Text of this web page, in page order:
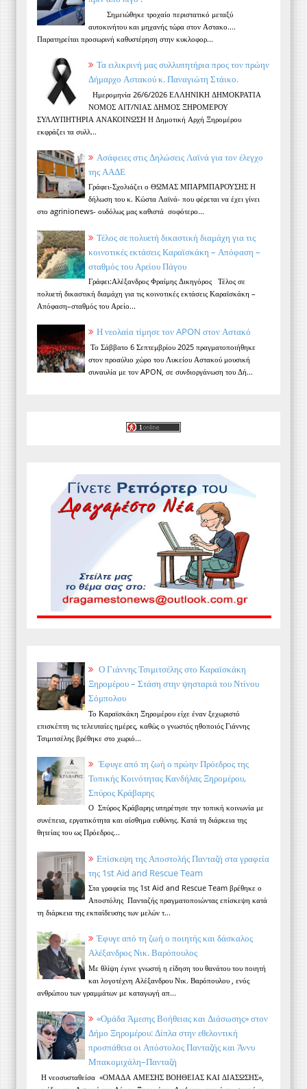
Σημειώθηκε τροχαίο περιστατικό μεταξύ
αυτοκινήτου και μηχανής τώρα στον Αστακο....
Παρατηρείται προσωρινή καθυστέρηση στην κυκλοφορ...
Τα ειλικρινή μας συλλυπητήρια προς τον πρώην
Δήμαρχο Αστακού κ. Παναγιώτη Στάικο.
Ημερομηνία 26/6/2026 ΕΛΛΗΝΙΚΗ ΔΗΜΟΚΡΑΤΙΑ
ΝΟΜΟΣ ΑΙΤ/ΝΙΑΣ ΔΗΜΟΣ ΞΗΡΟΜΕΡΟΥ
ΣΥΛΛΥΠΗΤΗΡΙΑ ΑΝΑΚΟΙΝΩΣΗ Η Δημοτική Αρχή Ξηρομέρου
εκφράζει τα συλλ...
Ασάφειες στις Δηλώσεις Λαϊνά για τον έλεγχο
της ΑΑΔΕ
Γράφει-Σχολιάζει ο ΘΩΜΑΣ ΜΠΑΡΜΠΑΡΟΥΣΗΣ Η
δήλωση του κ. Κώστα Λαϊνά- που φέρεται να έχει γίνει
στο agrinionews- ουδόλως μας καθιστά σοφότερο...
Τέλος σε πολυετή δικαστική διαμάχη για τις
κοινοτικές εκτάσεις Καραϊσκάκη – Απόφαση –
σταθμός του Αρείου Πάγου
Γράφει:Αλέξανδρος Φραίμης Δικηγόρος Τέλος σε
πολυετή δικαστική διαμάχη για τις κοινοτικές εκτάσεις Καραϊσκάκη –
Απόφαση–σταθμός του Αρείο...
Η νεολαία τίμησε τον APON στον Αστακό
Το Σάββατο 6 Σεπτεμβρίου 2025 πραγματοποιήθηκε
στον προαύλιο χώρο του Λυκείου Αστακού μουσική
συναυλία με τον APON, σε συνδιοργάνωση του Δή...
Ο Γιάννης Τσιμιτσέλης στο Καραϊσκάκη
Ξηρομέρου – Στάση στην ψησταριά του Ντίνου
Σόμπολου
Το Καραϊσκάκη Ξηρομέρου είχε έναν ξεχωριστό
επισκέπτη τις τελευταίες ημέρες, καθώς ο γνωστός ηθοποιός Γιάννης
Τσιμιτσέλης βρέθηκε στο χωριό...
Έφυγε από τη ζωή ο πρώην Πρόεδρος της
Τοπικής Κοινότητας Κανδήλας Ξηρομέρου,
Σπύρος Κράβαρης
Ο Σπύρος Κράβαρης υπηρέτησε την τοπική κοινωνία με
συνέπεια, εργατικότητα και αίσθημα ευθύνης. Κατά τη διάρκεια της
θητείας του ως Πρόεδρος...
Επίσκεψη της Αποστολής Πανταζή στα γραφεία
της 1st Aid and Rescue Team
Στα γραφεία της 1st Aid and Rescue Team βρέθηκε ο
Αποστόλης Πανταζής πραγματοποιώντας επίσκεψη κατά
τη διάρκεια της εκπαίδευσης των μελών τ...
Έφυγε από τη ζωή ο ποιητής και δάσκαλος
Αλέξανδρος Νικ. Βαρόπουλος
Με θλίψη έγινε γνωστή η είδηση του θανάτου του ποιητή
και λογοτέχνη Αλέξανδρου Νικ. Βαρόπουλου , ενός
ανθρώπου των γραμμάτων με καταγωγή απ...
«Ομάδα Άμεσης Βοήθειας και Διάσωσης» στον
Δήμο Ξηρομέρου: Δίπλα στην εθελοντική
προσπάθεια οι Απόστολος Πανταζής και Άννυ
Μπακομιχάλη–Πανταζή
Η νεοσυσταθείσα «ΟΜΑΔΑ ΑΜΕΣΗΣ ΒΟΗΘΕΙΑΣ ΚΑΙ ΔΙΑΣΩΣΗΣ»,